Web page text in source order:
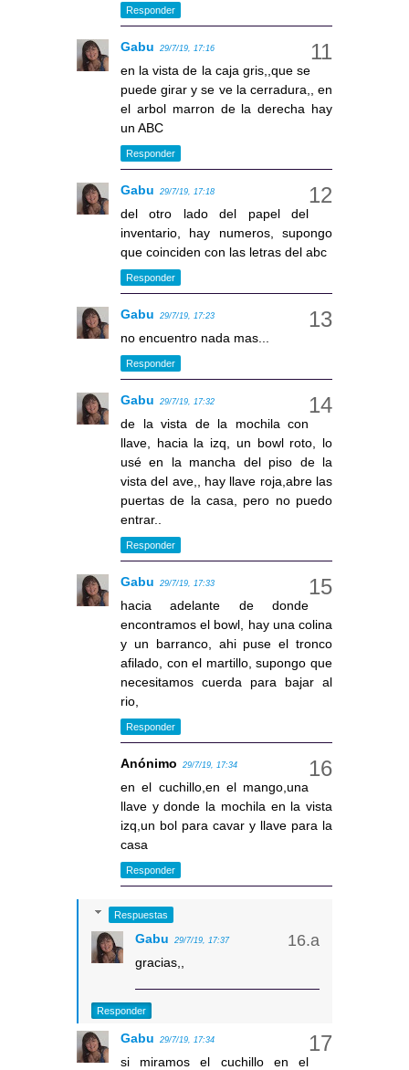
Responder
Gabu 29/7/19, 17:16
en la vista de la caja gris,,que se
puede girar y se ve la cerradura,, en
el arbol marron de la derecha hay
un ABC
Responder
Gabu 29/7/19, 17:18
del otro lado del papel del
inventario, hay numeros, supongo
que coinciden con las letras del abc
Responder
Gabu 29/7/19, 17:23
no encuentro nada mas...
Responder
Gabu 29/7/19, 17:32
de la vista de la mochila con
llave, hacia la izq, un bowl roto, lo
usé en la mancha del piso de la
vista del ave,, hay llave roja,abre las
puertas de la casa, pero no puedo
entrar..
Responder
Gabu 29/7/19, 17:33
hacia adelante de donde
encontramos el bowl, hay una colina
y un barranco, ahi puse el tronco
afilado, con el martillo, supongo que
necesitamos cuerda para bajar al
rio,
Responder
Anónimo 29/7/19, 17:34
en el cuchillo,en el mango,una
llave y donde la mochila en la vista
izq,un bol para cavar y llave para la
casa
Responder
Respuestas
Gabu 29/7/19, 17:37
gracias,,
Responder
Gabu 29/7/19, 17:34
si miramos el cuchillo en el